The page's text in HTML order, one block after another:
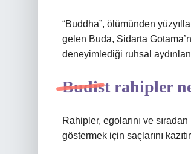
“Buddha”, ölümünden
gelen Buda, Sidarta
deneyimlediği ruhsal
Budist rahipler
Rahipler, egolarını ve sıradan
göstermek için saçlarını